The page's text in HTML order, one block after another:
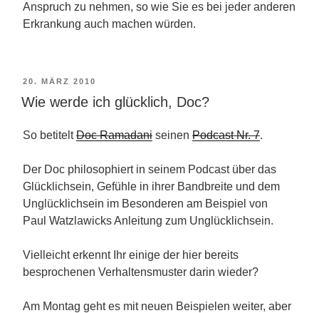
Anspruch zu nehmen, so wie Sie es bei jeder anderen
Erkrankung auch machen würden.
VERÖFFENTLICHT
AM
20. MÄRZ 2010
Wie werde ich glücklich, Doc?
So betiteltDoc Ramadani seinen Podcast Nr. 7.
Der Doc philosophiert in seinem Podcast über das
Glücklichsein, Gefühle in ihrer Bandbreite und dem
Unglücklichsein im Besonderen am Beispiel von
Paul Watzlawicks Anleitung zum Unglücklichsein.
Vielleicht erkennt Ihr einige der hier bereits
besprochenen Verhaltensmuster darin wieder?
Am Montag geht es mit neuen Beispielen weiter, aber